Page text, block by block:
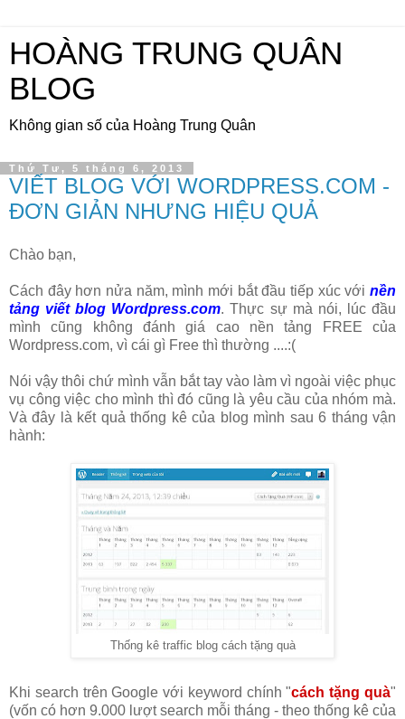
HOÀNG TRUNG QUÂN
BLOG
Không gian số của Hoàng Trung Quân
Thứ Tư, 5 tháng 6, 2013
VIẾT BLOG VỚI WORDPRESS.COM -
ĐƠN GIẢN NHƯNG HIỆU QUẢ
Chào bạn,
Cách đây hơn nửa năm, mình mới bắt đầu tiếp xúc với nền
tảng viết blog Wordpress.com. Thực sự mà nói, lúc đầu
mình cũng không đánh giá cao nền tảng FREE của
Wordpress.com, vì cái gì Free thì thường ....:(
Nói vậy thôi chứ mình vẫn bắt tay vào làm vì ngoài việc phục
vụ công việc cho mình thì đó cũng là yêu cầu của nhóm mà.
Và đây là kết quả thống kê của blog mình sau 6 tháng vận
hành:
Thống kê traffic blog cách tặng quà
Khi search trên Google với keyword chính "cách tặng quà"
(vốn có hơn 9.000 lượt search mỗi tháng - theo thống kê của